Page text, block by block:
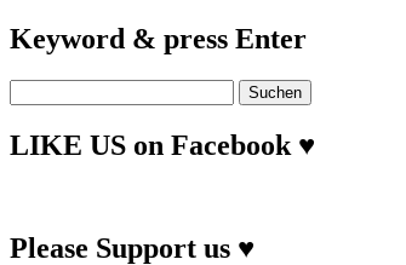
Keyword & press Enter
nach:
LIKE US on Facebook ♥
Please Support us ♥